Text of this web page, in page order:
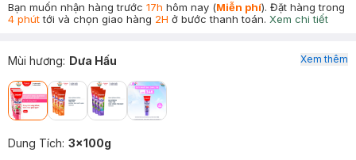
Bạn muốn nhận hàng trước 17h hôm nay (Miễn phí). Đặt hàng trong
4 phúttới và chọn giao hàng 2H ở bước thanh toán. Xem chi tiết
Mùi hương: Dưa Hấu
Dung Tích: 3x100g
Xem thêm